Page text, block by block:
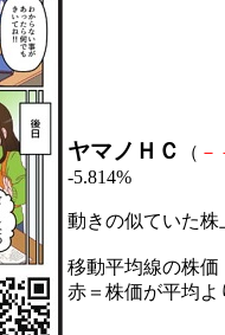
ヤマノＨＣ （ －
-5.814%
動きの似ていた
移動平均線の株価
赤＝株価が平均